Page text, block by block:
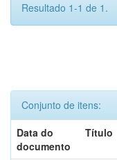
Resultado 1-1 de 1.
Conjunto de itens:
Data do
documento
Título